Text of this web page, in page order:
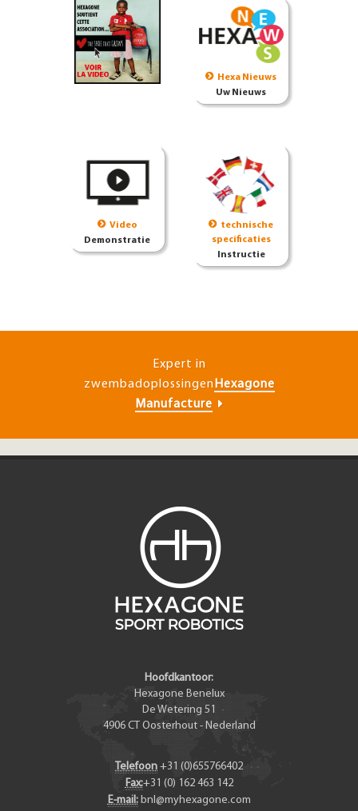
Hexa Nieuws
Uw Nieuws
Video
Demonstratie
technische
specificaties
Instructie
Expert in
zwembadoplossingenHexagone
Manufacture
Hoofdkantoor:
Hexagone Benelux
De Wetering 51
4906 CT Oosterhout- Nederland
Telefoon +31 (0)655766402
Fax:+31 (0) 162 463 142
E-mail: bnl@myhexagone.com